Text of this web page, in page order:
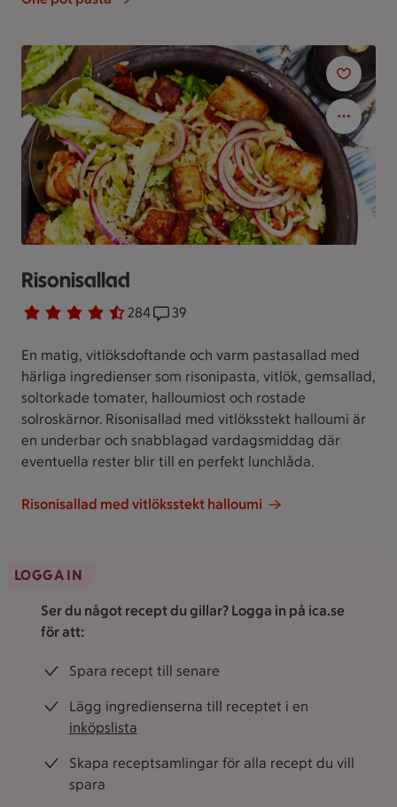
Risonisallad
Betyg 4.4 av 5. 284
284 personer har röstatReceptet har 39 kommentarer
39
En matig, vitlöksdoftande och varm pastasallad med
härliga ingredienser som risonipasta, vitlök, gemsallad,
soltorkade tomater, halloumiost och rostade
solroskärnor. Risonisallad med vitlöksstekt halloumi är
en underbar och snabblagad vardagsmiddag där
eventuella rester blir till en perfekt lunchlåda.
Risonisallad med vitlöksstekt halloumi
LOGGA IN
Ser du något recept du gillar? Logga in på ica.se
för att:
Spara recept till senare
Lägg ingredienserna till receptet i en
inköpslista
Skapa receptsamlingar för alla recept du vill
spara